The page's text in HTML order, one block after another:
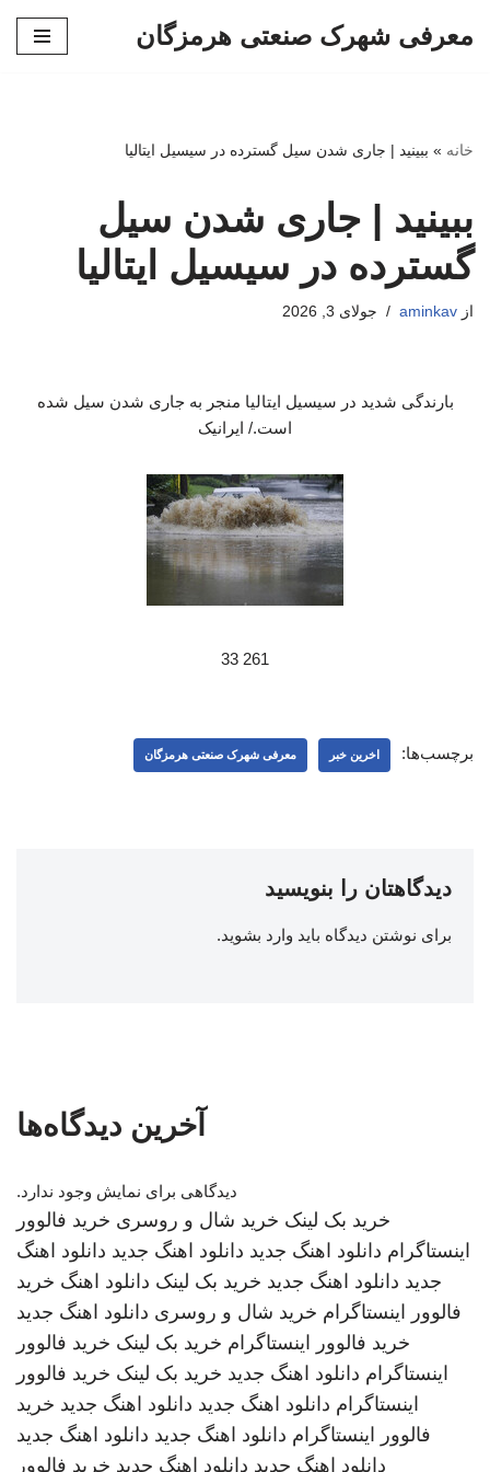
معرفی شهرک صنعتی هرمزگان
خانه » ببینید | جاری شدن سیل گسترده در سیسیل ایتالیا
ببینید | جاری شدن سیل
گسترده در سیسیل ایتالیا
از aminkav جولای 3, 2026
بارندگی شدید در سیسیل ایتالیا منجر به جاری شدن سیل شده
است./ ایرانیک
261 33
برچسب‌ها: اخرین خبر معرفی شهرک صنعتی هرمزگان
دیدگاهتان را بنویسید
برای نوشتن دیدگاه باید وارد بشوید.
آخرین دیدگاه‌ها
دیدگاهی برای نمایش وجود ندارد.
خرید بک لینک خرید شال و روسری خرید فالوور
اینستاگرام دانلود اهنگ جدید دانلود اهنگ جدید دانلود اهنگ
جدید دانلود اهنگ جدید خرید بک لینک دانلود اهنگ خرید
فالوور اینستاگرام خرید شال و روسری دانلود اهنگ جدید
خرید فالوور اینستاگرام خرید بک لینک خرید فالوور
اینستاگرام دانلود اهنگ جدید خرید بک لینک خرید فالوور
اینستاگرام دانلود اهنگ جدید دانلود اهنگ جدید خرید
فالوور اینستاگرام دانلود اهنگ جدید دانلود اهنگ جدید
دانلود اهنگ جدید دانلود اهنگ جدید خرید فالوور